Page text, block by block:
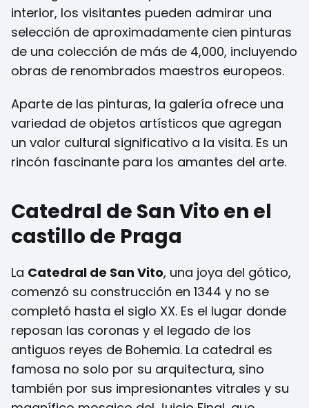
interior, los visitantes pueden admirar una
selección de aproximadamente cien pinturas
de una colección de más de 4,000, incluyendo
obras de renombrados maestros europeos.
Aparte de las pinturas, la galería ofrece una
variedad de objetos artísticos que agregan
un valor cultural significativo a la visita. Es un
rincón fascinante para los amantes del arte.
Catedral de San Vito en el
castillo de Praga
La Catedral de San Vito, una joya del gótico,
comenzó su construcción en 1344 y no se
completó hasta el siglo XX. Es el lugar donde
reposan las coronas y el legado de los
antiguos reyes de Bohemia. La catedral es
famosa no solo por su arquitectura, sino
también por sus impresionantes vitrales y su